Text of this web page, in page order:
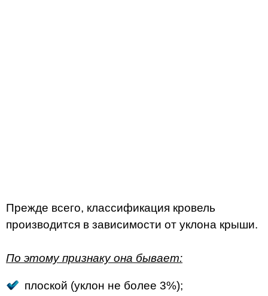
Прежде всего, классификация кровель
производится в зависимости от уклона крыши.
По этому признаку она бывает:
плоской (уклон не более 3%);